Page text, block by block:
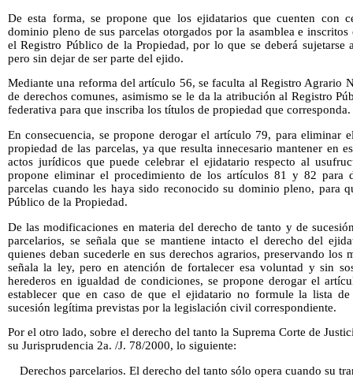
De esta forma, se propone que los ejidatarios que cuenten con
dominio pleno de sus parcelas otorgados por la asamblea e
el Registro Público de la Propiedad, por lo que se deberá sujetarse
pero sin dejar de ser parte del ejido.
Mediante una reforma del artículo 56, se faculta al Registro Agrario
de derechos comunes, asimismo se le da la atribución al Registro
federativa para que inscriba los títulos de propiedad que corresponda.
En consecuencia, se propone derogar el artículo 79, para eliminar
propiedad de las parcelas, ya que resulta innecesario mantener en
actos jurídicos que puede celebrar el ejidatario respecto al
propone eliminar el procedimiento de los artículos 81 y 82 para
parcelas cuando les haya sido reconocido su dominio pleno, para
Público de la Propiedad.
De las modificaciones en materia del derecho de tanto y de
parcelarios, se señala que se mantiene intacto el derecho del
quienes deban sucederle en sus derechos agrarios, preservando los
señala la ley, pero en atención de fortalecer esa voluntad y sin
herederos en igualdad de condiciones, se propone derogar el
establecer que en caso de que el ejidatario no formule la lista
sucesión legítima previstas por la legislación civil correspondiente.
Por el otro lado, sobre el derecho del tanto la Suprema Corte de
su Jurisprudencia 2a. /J. 78/2000, lo siguiente:
Derechos parcelarios. El derecho del tanto sólo opera cuando su